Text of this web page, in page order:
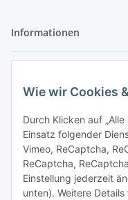
Wie wir Cookies
Durch Klicken auf
Einsatz folgender
Vimeo, ReCaptcha,
ReCaptcha,
Einstellung jederzeit
unten). Weitere
Informationen